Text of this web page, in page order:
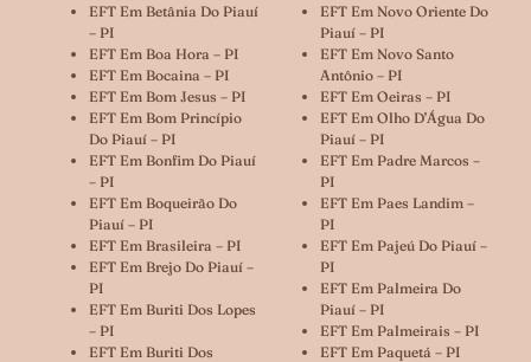
EFT Em Betânia Do Piauí
– PI
EFT Em Boa Hora – PI
EFT Em Bocaina – PI
EFT Em Bom Jesus – PI
EFT Em Bom Princípio
Do Piauí – PI
EFT Em Bonfim Do Piauí
– PI
EFT Em Boqueirão Do
Piauí – PI
EFT Em Brasileira – PI
EFT Em Brejo Do Piauí –
PI
EFT Em Buriti Dos Lopes
– PI
EFT Em Buriti Dos
EFT Em Novo Oriente Do
Piauí – PI
EFT Em Novo Santo
Antônio – PI
EFT Em Oeiras – PI
EFT Em Olho D’Água Do
Piauí – PI
EFT Em Padre Marcos –
PI
EFT Em Paes Landim –
PI
EFT Em Pajeú Do Piauí –
PI
EFT Em Palmeira Do
Piauí – PI
EFT Em Palmeirais – PI
EFT Em Paquetá – PI